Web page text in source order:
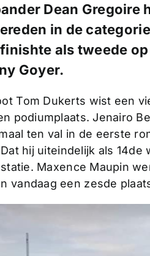
Dean Gregoire
in de
als tweede
Goyer.
Tom Dukerts wist een
podiumplaats. Jenairo
ten val in de eerste
hij uiteindelijk als
Maxence Maupin
vandaag een zesde